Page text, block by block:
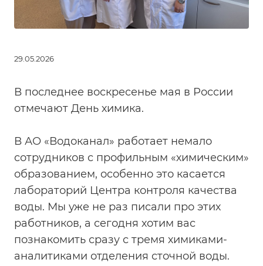
29.05.2026
В последнее воскресенье мая в России
отмечают День химика.
В АО «Водоканал» работает немало
сотрудников с профильным «химическим»
образованием, особенно это касается
лабораторий Центра контроля качества
воды. Мы уже не раз писали про этих
работников, а сегодня хотим вас
познакомить сразу с тремя химиками-
аналитиками отделения сточной воды.